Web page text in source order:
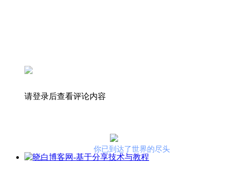
请登录后查看评论内容
你已到达了世界的尽头